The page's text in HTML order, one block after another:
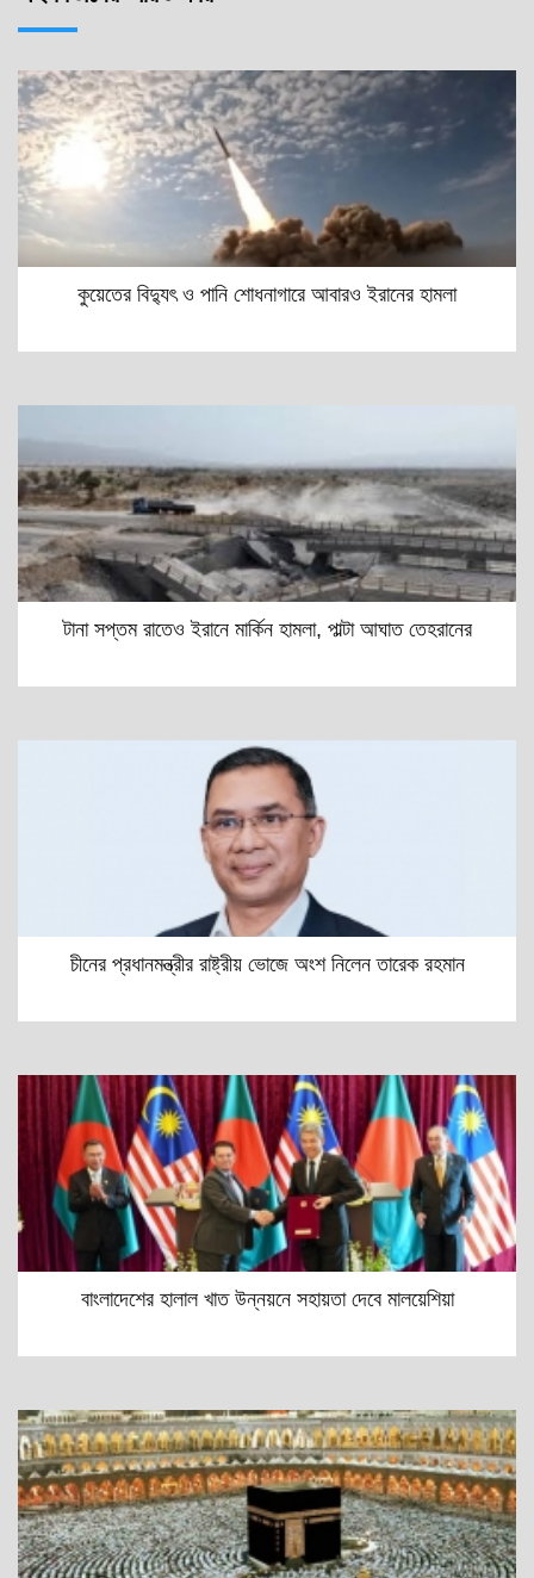
কুয়েতের বিদ্যুৎ ও পানি শোধনাগারে আবারও ইরানের হামলা
টানা সপ্তম রাতেও ইরানে মার্কিন হামলা, পাল্টা আঘাত তেহরানের
চীনের প্রধানমন্ত্রীর রাষ্ট্রীয় ভোজে অংশ নিলেন তারেক রহমান
বাংলাদেশের হালাল খাত উন্নয়নে সহায়তা দেবে মালয়েশিয়া